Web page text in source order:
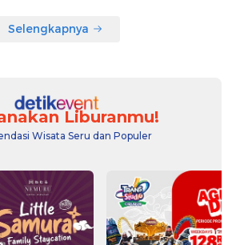
Selengkapnya
Liburanmu!
Wisata Seru dan Populer